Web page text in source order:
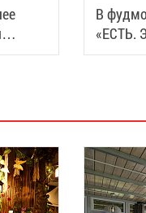
В
«ЕСТЬ.